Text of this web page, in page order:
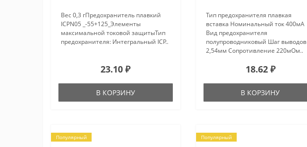
Вес 0,3 гПредохранитель плавкий
ICPN05 _-55+125_Элементы
максимальной токовой защитыТип
предохранителя: Интегральный ICP..
23.10 ₽
В КОРЗИНУ
Тип предохранителя плавкая
вставка Номинальный ток 400мА
Вид предохранителя
полупроводниковый Шаг выводов
2,54мм Сопротивление 220мОм..
18.62 ₽
В КОРЗИНУ
Популярный Популярный